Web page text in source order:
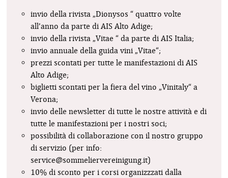
invio della rivista „Dionysos “ quattro volte
all’anno da parte di AIS Alto Adige;
invio della rivista „Vitae “ da parte di AIS Italia;
invio annuale della guida vini „Vitae“;
prezzi scontati per tutte le manifestazioni di AIS
Alto Adige;
biglietti scontati per la fiera del vino „Vinitaly“ a
Verona;
invio delle newsletter di tutte le nostre attività e di
tutte le manifestazioni per i nostri soci;
possibilità di collaborazione con il nostro gruppo
di servizio (per info:
service@sommeliervereinigung.it)
10% di sconto per i corsi organizzzati dalla